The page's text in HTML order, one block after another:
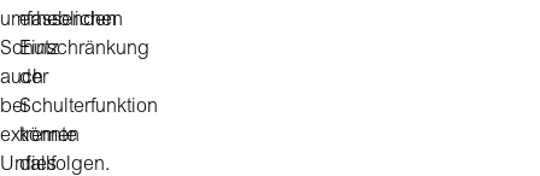
umfassenden
Schutz
auch
bei
extremen
Unfallfolgen.
erheblichen
Einschränkung
der
Schulterfunktion
könnte
dies